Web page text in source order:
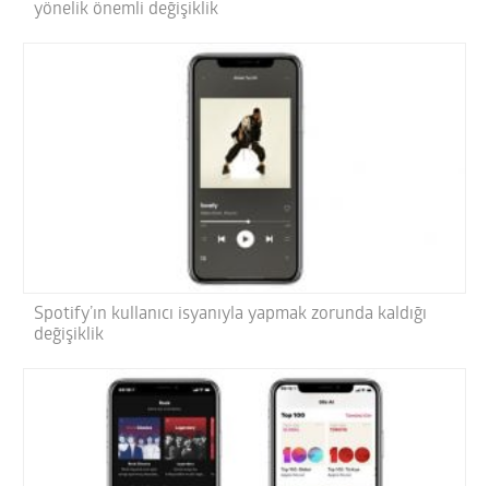
yönelik önemli değişiklik
Spotify’ın kullanıcı isyanıyla yapmak zorunda kaldığı
değişiklik